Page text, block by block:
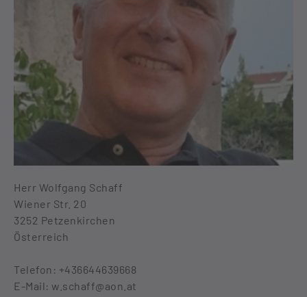
Herr Wolfgang Schaff
Wiener Str. 20
3252 Petzenkirchen
Österreich
Telefon: +436644639668
E-Mail: w.schaff@aon.at